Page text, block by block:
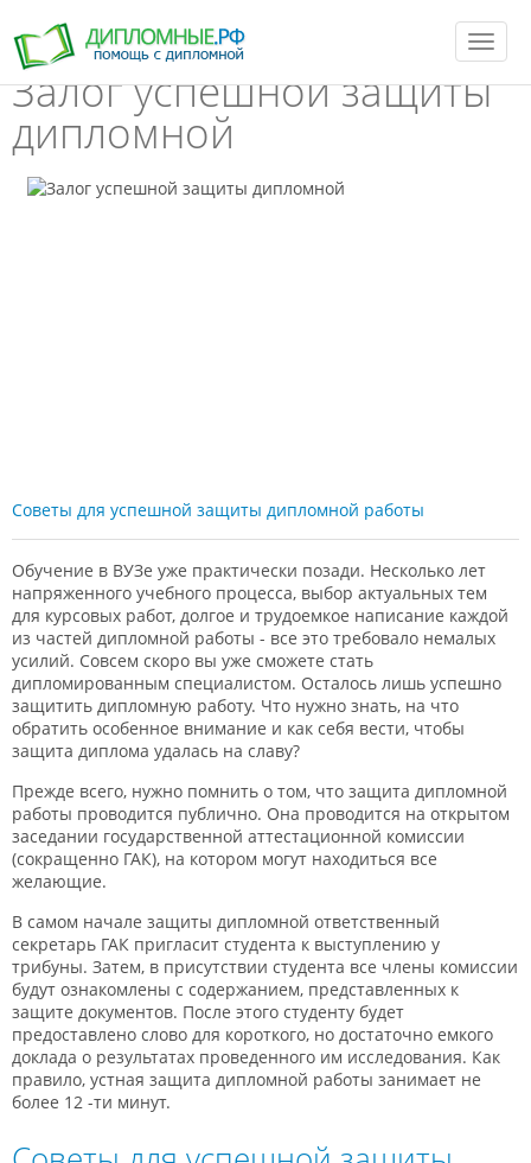
T
o
g
l
Залог успешной защиты
дипломной
Советы для успешной защиты дипломной работы
Обучение в ВУЗе уже практически позади. Несколько лет
напряженного учебного процесса, выбор актуальных тем
для курсовых работ, долгое и трудоемкое написание каждой
из частей дипломной работы - все это требовало немалых
усилий. Совсем скоро вы уже сможете стать
дипломированным специалистом. Осталось лишь успешно
защитить дипломную работу. Что нужно знать, на что
обратить особенное внимание и как себя вести, чтобы
защита диплома удалась на славу?
Прежде всего, нужно помнить о том, что защита дипломной
работы проводится публично. Она проводится на открытом
заседании государственной аттестационной комиссии
(сокращенно ГАК), на котором могут находиться все
желающие.
В самом начале защиты дипломной ответственный
секретарь ГАК пригласит студента к выступлению у
трибуны. Затем, в присутствии студента все члены комиссии
будут ознакомлены с содержанием, представленных к
защите документов. После этого студенту будет
предоставлено слово для короткого, но достаточно емкого
доклада о результатах проведенного им исследования. Как
правило, устная защита дипломной работы занимает не
более 12 -ти минут.